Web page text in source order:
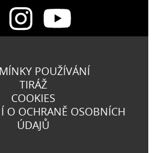
POUŽÍVÁNÍ
TIRÁŽ
COOKIES
O OCHRANĚ OSOBNÍCH
ÚDAJŮ